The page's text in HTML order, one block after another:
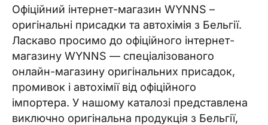
Офіційний інтернет-магазин WYNNS –
оригінальні присадки та автохімія з Бельгії.
Ласкаво просимо до офіційного інтернет-
магазину WYNNS — спеціалізованого
онлайн-магазину оригінальних присадок,
промивок і автохімії від офіційного
імпортера. У нашому каталозі представлена
виключно оригінальна продукція з Бельгії,